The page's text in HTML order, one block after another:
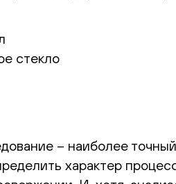
стекло
– наиболее
характер